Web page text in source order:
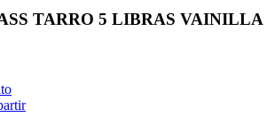
TARRO 5 LIBRAS VAINILLA